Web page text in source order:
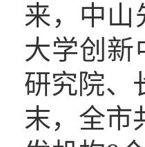
来 ，中
大学创新
研究院、
末，全市